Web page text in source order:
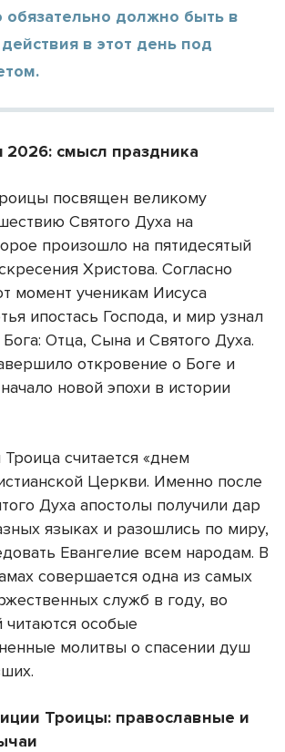
обязательно должно быть в
в этот день под
2026: смысл праздника
посвящен великому
Святого Духа на
произошло на пятидесятый
Христова. Согласно
момент ученикам Иисуса
ипостась Господа, и мир узнал
Отца, Сына и Святого Духа.
откровение о Боге и
новой эпохи в истории
считается «днем
Церкви. Именно после
Духа апостолы получили дар
языках и разошлись по миру,
Евангелие всем народам. В
совершается одна из самых
служб в году, во
особые
молитвы о спасении душ
Троицы: православные и